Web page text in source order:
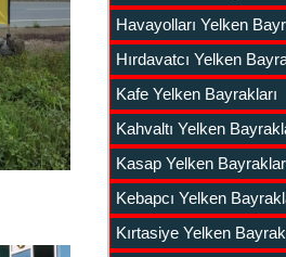
Havayolları Yelken
Hırdavatcı Yelken
Kafe Yelken Bayrakları
Kahvaltı Yelken
Kasap Yelken
Kebapcı Yelken
Kırtasiye Yelken